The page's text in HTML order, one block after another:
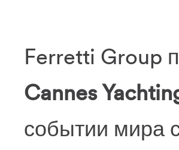
Ferretti Group
Cannes
событии мира